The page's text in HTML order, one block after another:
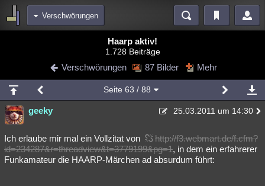
Verschwörungen
Blogs Videos
Chat Wiki Neuigkeiten
meine Rubriken
Menschen Mystery Kriminalfälle
Spiritualität Verschwörungen Technologie Ufologie
Natur Umfragen Unterhaltung
Haarp aktiv!
1.728 Beiträge
Verschwörungen 87 Bilder Mehr
Seite 63 / 88
geeky 25.03.2011 um 14:30
Ich erlaube mir mal ein Vollzitat von
http://f3.webmart.de/f.cfm?
id=234287&r=threadview&t=3779199&pg=1, in dem ein erfahrerer
Funkamateur die HAARP-Märchen ad absurdum führt: